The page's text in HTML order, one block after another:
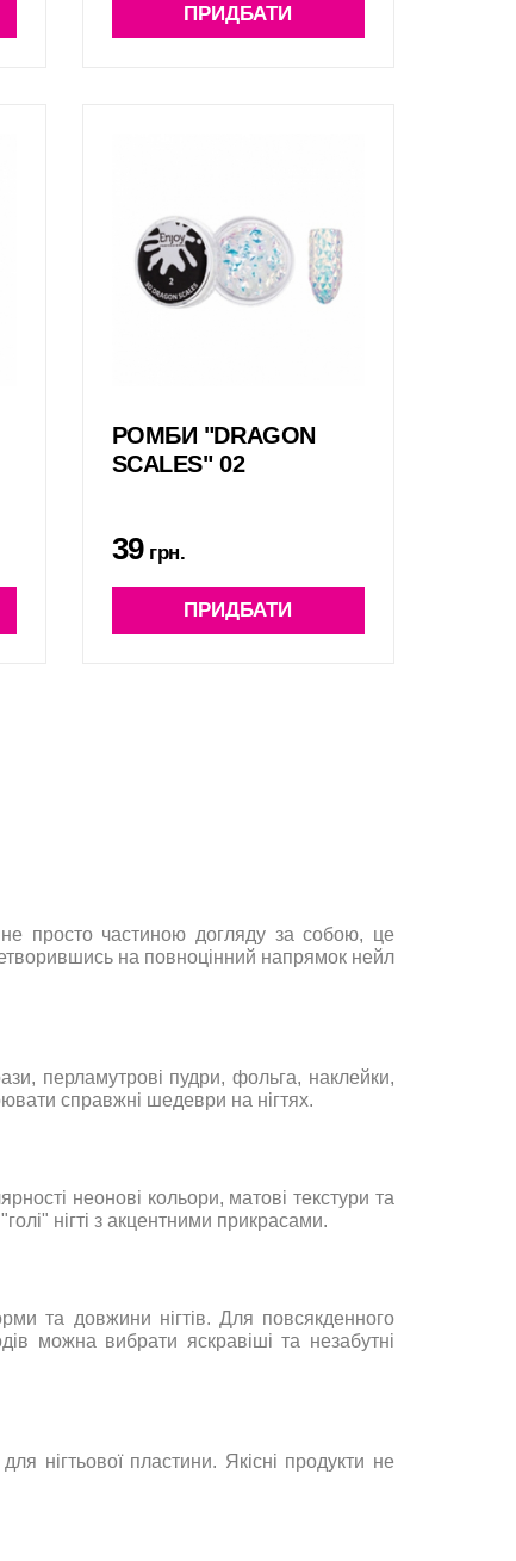
ПРИДБАТИ
РОМБИ "DRAGON
SCALES" 02
39грн.
ПРИДБАТИ
просто частиною догляду за собою, це
на повноцінний напрямок нейл
перламутрові пудри, фольга, наклейки,
справжні шедеври на нігтях.
неонові кольори, матові текстури та
нігті з акцентними прикрасами.
та довжини нігтів. Для повсякденного
можна вибрати яскравіші та незабутні
нігтьової пластини. Якісні продукти не